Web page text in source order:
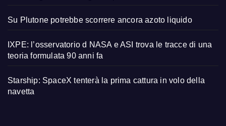
Su Plutone potrebbe scorrere ancora azoto liquido
IXPE: l’osservatorio d NASA e ASI trova le tracce di una
teoria formulata 90 anni fa
Starship: SpaceX tenterà la prima cattura in volo della
navetta